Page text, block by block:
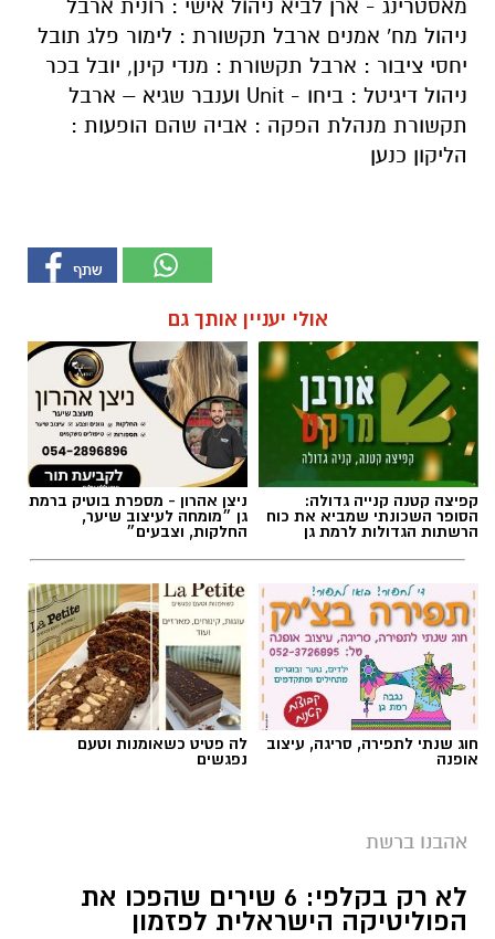
מאסטרינג - ארן לביא ניהול אישי : רונית ארבל
ניהול מח' אמנים ארבל תקשורת : לימור פלג תובל
יחסי ציבור : ארבל תקשורת : מנדי קינן, יובל בכר
ניהול דיגיטל : ביחו - Unit וענבר שגיא – ארבל
תקשורת מנהלת הפקה : אביה שהם הופעות :
הליקון כנען
אולי יעניין אותך גם
קפיצה קטנה קנייה גדולה:
הסופר השכונתי שמביא את כוח
הרשתות הגדולות לרמת גן
ניצן אהרון - מספרת בוטיק ברמת
גן ״מומחה לעיצוב שיער,
החלקות, וצבעים״
חוג שנתי לתפירה, סריגה, עיצוב
אופנה
לה פטיט כשאומנות וטעם
נפגשים
אהבנו ברשת
לא רק בקלפי: 6 שירים שהפכו את
הפוליטיקה הישראלית לפזמון